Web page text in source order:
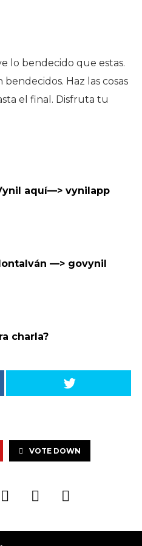
lo bendecido que estas.
Haz las cosas
el final. Disfruta tu
aquí—> vynilapp
—> govynil
charla?
VOTE DOWN